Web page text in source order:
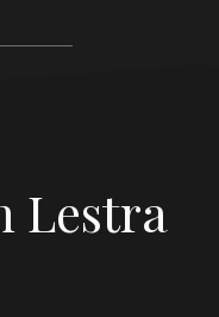
Lestra